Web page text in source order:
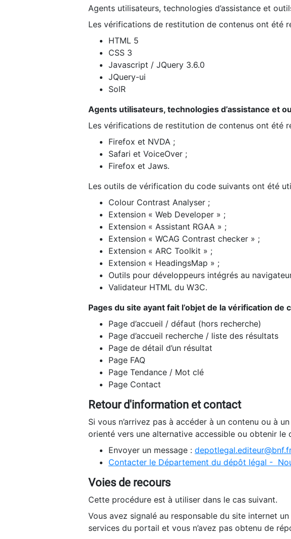
Agents utilisateurs, technologies d’assistance et
Les vérifications de restitution de contenus ont été
HTML 5
CSS 3
Javascript / JQuery 3.6.0
JQuery-ui
SolR
Agents utilisateurs, technologies d’assistance et
Les vérifications de restitution de contenus ont été
Firefox et NVDA ;
Safari et VoiceOver ;
Firefox et Jaws.
Les outils de vérification du code suivants ont été
Colour Contrast Analyser ;
Extension « Web Developer » ;
Extension « Assistant RGAA » ;
Extension « WCAG Contrast checker » ;
Extension « ARC Toolkit » ;
Extension « HeadingsMap » ;
Outils pour développeurs intégrés au
Validateur HTML du W3C.
Pages du site ayant fait l’objet de la vérification de
Page d’accueil / défaut (hors recherche)
Page d’accueil recherche / liste des résultats
Page de détail d’un résultat
Page FAQ
Page Tendance / Mot clé
Page Contact
Retour d'information et contact
Si vous n’arrivez pas à accéder à un contenu ou à
orienté vers une alternative accessible ou obtenir le
Envoyer un message :
Contacter le Département du dépôt légal -
Voies de recours
Cette procédure est à utiliser dans le cas suivant.
Vous avez signalé au responsable du site internet
services du portail et vous n’avez pas obtenu de